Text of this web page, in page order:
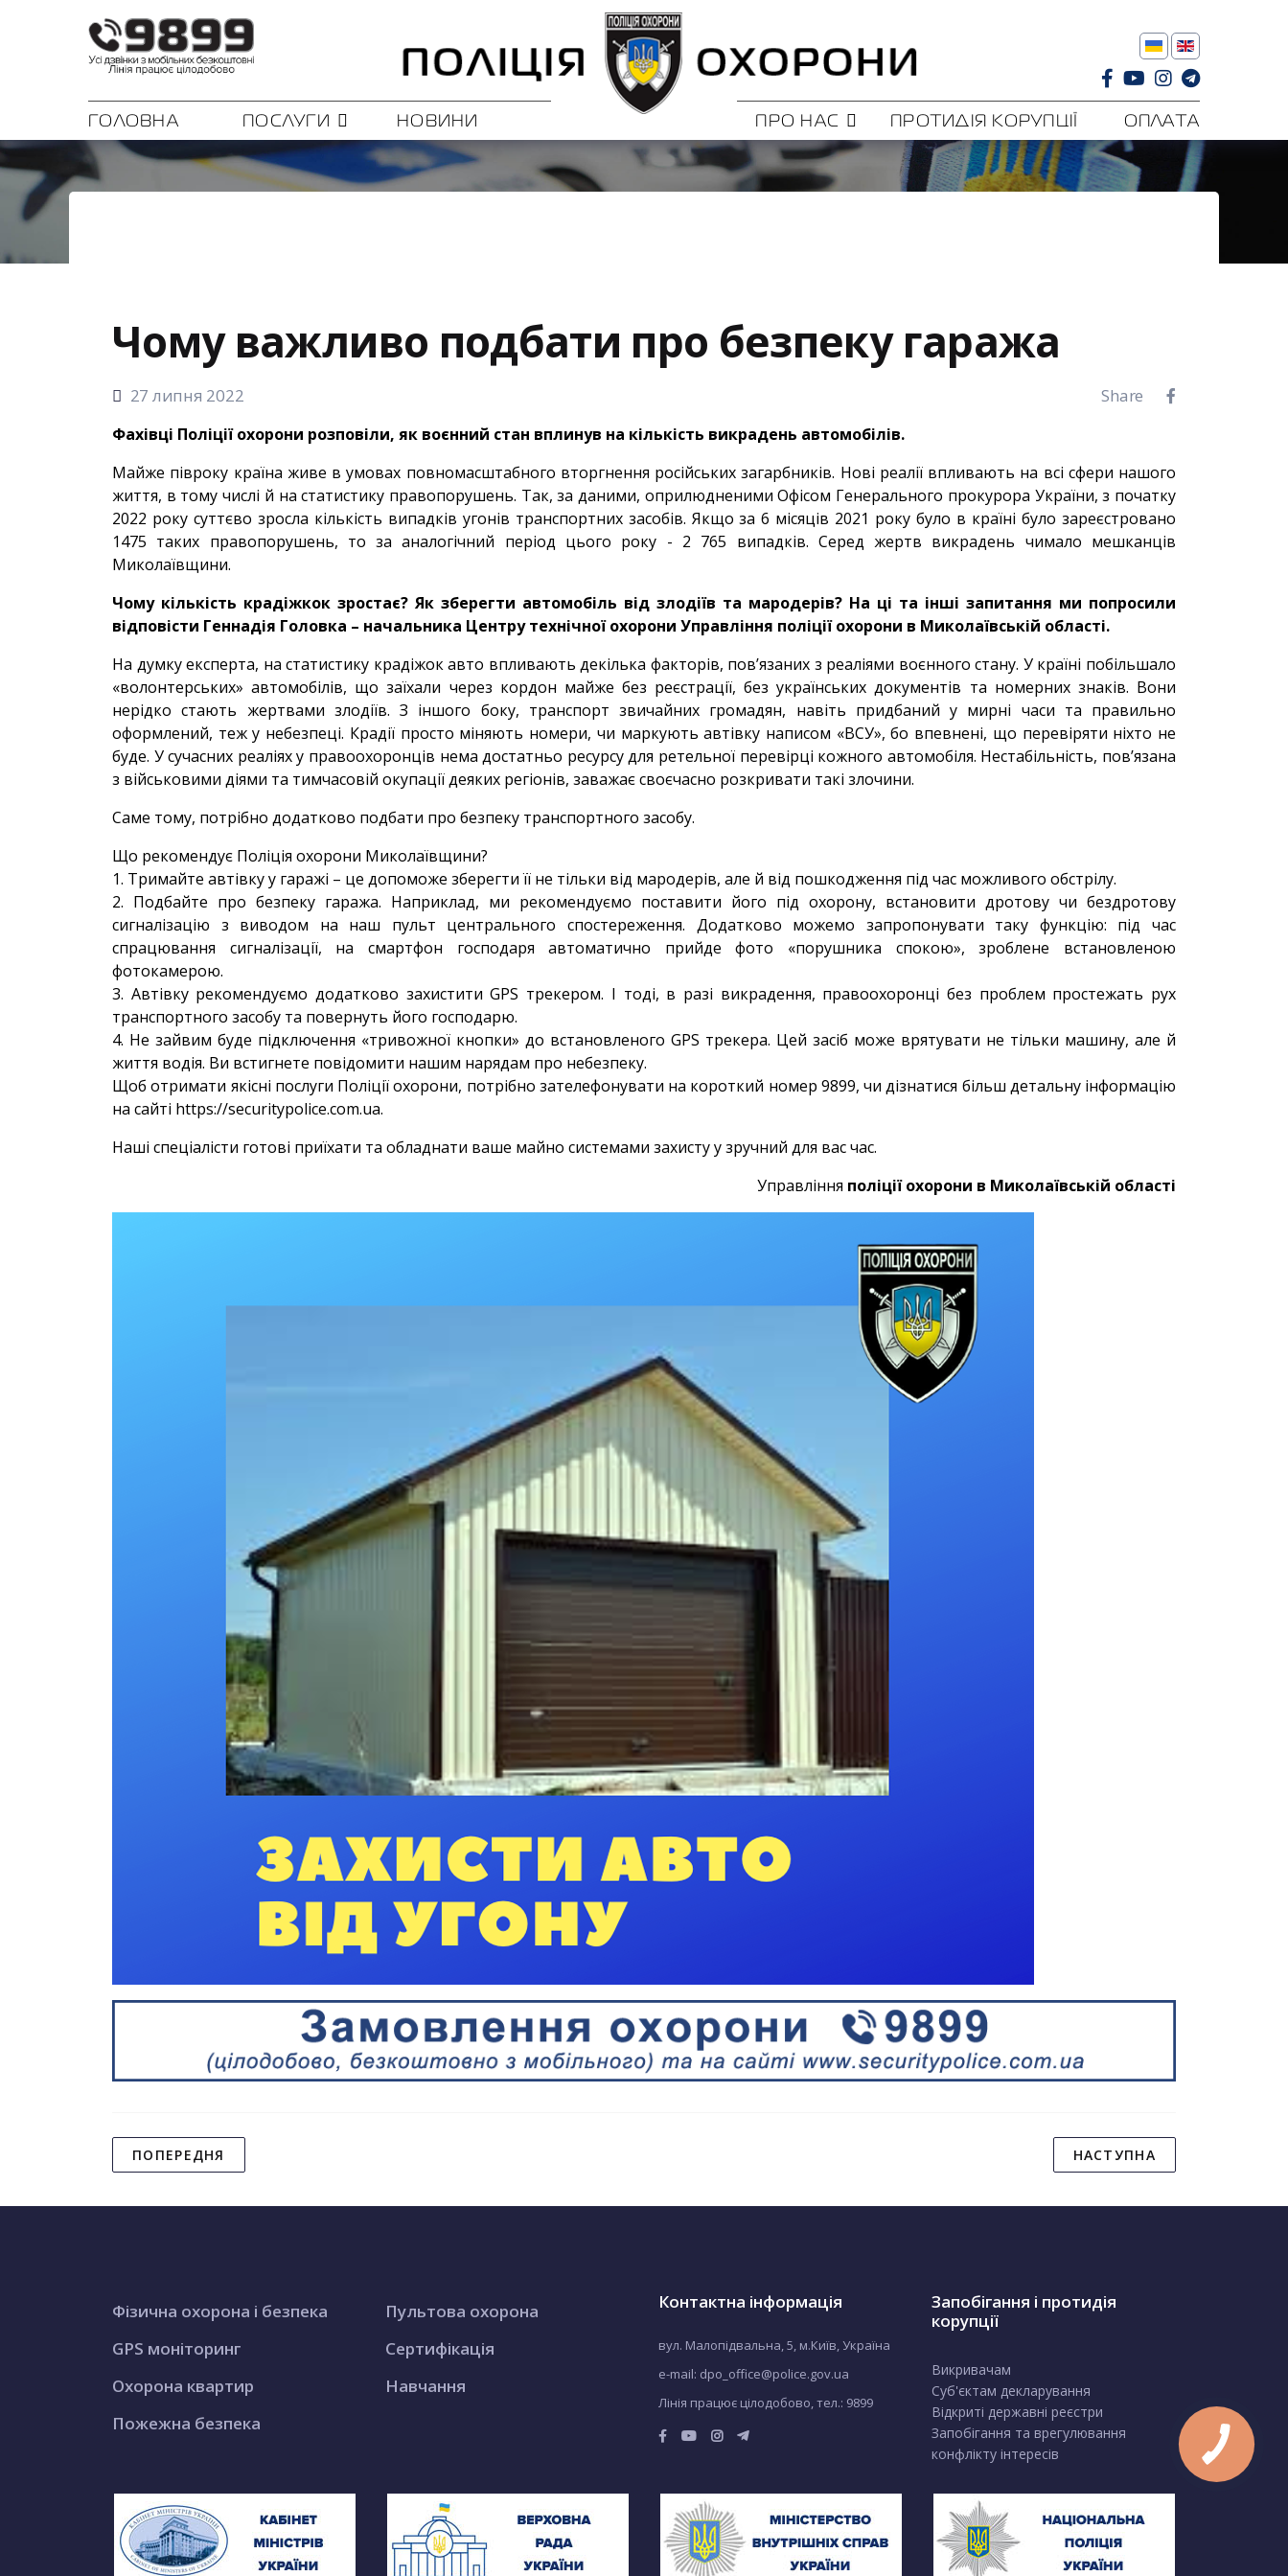
ГОЛОВНА ПОСЛУГИ НОВИНИ ПРО НАС ПРОТИДІЯ КОРУПЦІЇ ОПЛАТА
Чому важливо подбати про безпеку гаража
27 липня 2022 Share
Фахівці Поліції охорони розповіли, як воєнний стан вплинув на кількість викрадень автомобілів.
Майже півроку країна живе в умовах повномасштабного вторгнення російських загарбників. Нові реалії впливають на всі сфери нашого
життя, в тому числі й на статистику правопорушень. Так, за даними, оприлюдненими Офісом Генерального прокурора України, з початку
2022 року суттєво зросла кількість випадків угонів транспортних засобів. Якщо за 6 місяців 2021 року було в країні було зареєстровано
1475 таких правопорушень, то за аналогічний період цього року - 2 765 випадків. Серед жертв викрадень чимало мешканців
Миколаївщини.
Чому кількість крадіжкок зростає? Як зберегти автомобіль від злодіїв та мародерів? На ці та інші запитання ми попросили
відповісти Геннадія Головка – начальника Центру технічної охорони Управління поліції охорони в Миколаївській області.
На думку експерта, на статистику крадіжок авто впливають декілька факторів, пов’язаних з реаліями воєнного стану. У країні побільшало
«волонтерських» автомобілів, що заїхали через кордон майже без реєстрації, без українських документів та номерних знаків. Вони
нерідко стають жертвами злодіїв. З іншого боку, транспорт звичайних громадян, навіть придбаний у мирні часи та правильно
оформлений, теж у небезпеці. Крадії просто міняють номери, чи маркують автівку написом «ВСУ», бо впевнені, що перевіряти ніхто не
буде. У сучасних реаліях у правоохоронців нема достатньо ресурсу для ретельної перевірці кожного автомобіля. Нестабільність, пов’язана
з військовими діями та тимчасовій окупації деяких регіонів, заважає своєчасно розкривати такі злочини.
Саме тому, потрібно додатково подбати про безпеку транспортного засобу.
Що рекомендує Поліція охорони Миколаївщини?
1. Тримайте автівку у гаражі – це допоможе зберегти її не тільки від мародерів, але й від пошкодження під час можливого обстрілу.
2. Подбайте про безпеку гаража. Наприклад, ми рекомендуємо поставити його під охорону, встановити дротову чи бездротову
сигналізацію з виводом на наш пульт центрального спостереження. Додатково можемо запропонувати таку функцію: під час
спрацювання сигналізації, на смартфон господаря автоматично прийде фото «порушника спокою», зроблене встановленою
фотокамерою.
3. Автівку рекомендуємо додатково захистити GPS трекером. І тоді, в разі викрадення, правоохоронці без проблем простежать рух
транспортного засобу та повернуть його господарю.
4. Не зайвим буде підключення «тривожної кнопки» до встановленого GPS трекера. Цей засіб може врятувати не тільки машину, але й
життя водія. Ви встигнете повідомити нашим нарядам про небезпеку.
Щоб отримати якісні послуги Поліції охорони, потрібно зателефонувати на короткий номер 9899, чи дізнатися більш детальну інформацію
на сайті https://securitypolice.com.ua.
Наші спеціалісти готові приїхати та обладнати ваше майно системами захисту у зручний для вас час.
Управління поліції охорони в Миколаївській області
ПОПЕРЕДНЯ НАСТУПНА
Фізична охорона і безпека
GPS моніторинг
Охорона квартир
Пожежна безпека
Пультова охорона
Сертифікація
Навчання
Контактна інформація
вул. Малопідвальна, 5, м.Київ, Україна
e-mail: dpo_office@police.gov.ua
Лінія працює цілодобово, тел.: 9899
Запобігання і протидія
корупції
Викривачам
Суб'єктам декларування
Відкриті державні реєстри
Запобігання та врегулювання
конфлікту інтересів